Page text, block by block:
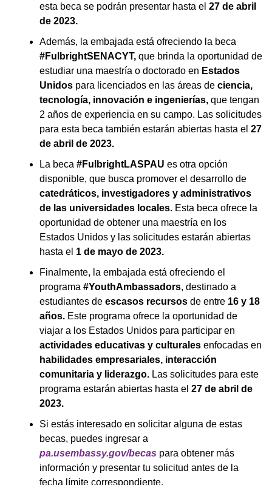
esta beca se podrán presentar hasta el 27 de abril
de 2023.
Además, la embajada está ofreciendo la beca
#FulbrightSENACYT, que brinda la oportunidad de
estudiar una maestría o doctorado en Estados
Unidos para licenciados en las áreas de ciencia,
tecnología, innovación e ingenierías, que tengan
2 años de experiencia en su campo. Las solicitudes
para esta beca también estarán abiertas hasta el 27
de abril de 2023.
La beca #FulbrightLASPAU es otra opción
disponible, que busca promover el desarrollo de
catedráticos, investigadores y administrativos
de las universidades locales. Esta beca ofrece la
oportunidad de obtener una maestría en los
Estados Unidos y las solicitudes estarán abiertas
hasta el 1 de mayo de 2023.
Finalmente, la embajada está ofreciendo el
programa #YouthAmbassadors, destinado a
estudiantes de escasos recursos de entre 16 y 18
años. Este programa ofrece la oportunidad de
viajar a los Estados Unidos para participar en
actividades educativas y culturales enfocadas en
habilidades empresariales, interacción
comunitaria y liderazgo. Las solicitudes para este
programa estarán abiertas hasta el 27 de abril de
2023.
Si estás interesado en solicitar alguna de estas
becas, puedes ingresar a
pa.usembassy.gov/becas para obtener más
información y presentar tu solicitud antes de la
fecha límite correspondiente.